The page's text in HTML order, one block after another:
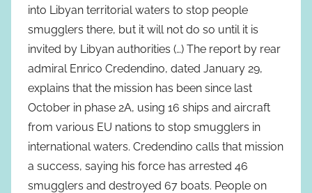
into Libyan territorial waters to stop people
smugglers there, but it will not do so until it is
invited by Libyan authorities (…) The report by rear
admiral Enrico Credendino, dated January 29,
explains that the mission has been since last
October in phase 2A, using 16 ships and aircraft
from various EU nations to stop smugglers in
international waters. Credendino calls that mission
a success, saying his force has arrested 46
smugglers and destroyed 67 boats. People on